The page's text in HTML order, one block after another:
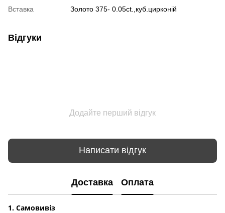
Вставка Золото 375- 0.05ct.,куб.цирконій
Відгуки
Додайте перший відгук
Написати відгук
Доставка Оплата
1. Самовивіз